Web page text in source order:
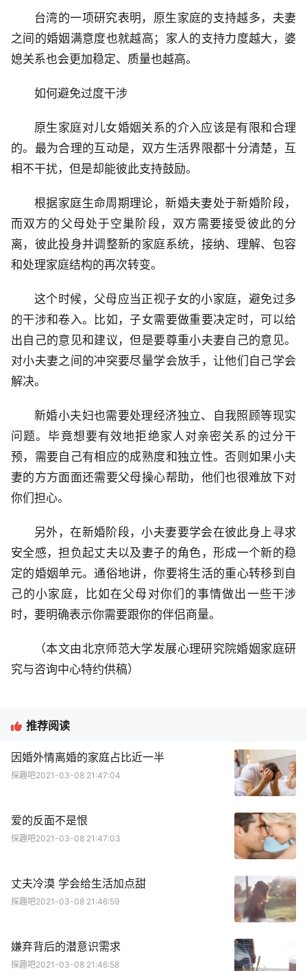
台湾的一项研究表明，原生家庭的支持越多，夫妻
之间的婚姻满意度也就越高；家人的支持力度越大，婆
媳关系也会更加稳定、质量也越高。
如何避免过度干涉
原生家庭对儿女婚姻关系的介入应该是有限和合理
的。最为合理的互动是，双方生活界限都十分清楚，互
相不干扰，但是却能彼此支持鼓励。
根据家庭生命周期理论，新婚夫妻处于新婚阶段，
而双方的父母处于空巢阶段，双方需要接受彼此的分
离，彼此投身并调整新的家庭系统，接纳、理解、包容
和处理家庭结构的再次转变。
这个时候，父母应当正视子女的小家庭，避免过多
的干涉和卷入。比如，子女需要做重要决定时，可以给
出自己的意见和建议，但是要尊重小夫妻自己的意见。
对小夫妻之间的冲突要尽量学会放手，让他们自己学会
解决。
新婚小夫妇也需要处理经济独立、自我照顾等现实
问题。毕竟想要有效地拒绝家人对亲密关系的过分干
预，需要自己有相应的成熟度和独立性。否则如果小夫
妻的方方面面还需要父母操心帮助，他们也很难放下对
你们担心。
另外，在新婚阶段，小夫妻要学会在彼此身上寻求
安全感，担负起丈夫以及妻子的角色，形成一个新的稳
定的婚姻单元。通俗地讲，你要将生活的重心转移到自
己的小家庭，比如在父母对你们的事情做出一些干涉
时，要明确表示你需要跟你的伴侣商量。
（本文由北京师范大学发展心理研究院婚姻家庭研
究与咨询中心特约供稿）
推荐阅读
因婚外情离婚的家庭占比近一半
探趣吧2021-03-08 21:47:04
爱的反面不是恨
探趣吧2021-03-08 21:47:03
丈夫冷漠 学会给生活加点甜
探趣吧2021-03-08 21:46:59
嫌弃背后的潜意识需求
探趣吧2021-03-08 21:46:58